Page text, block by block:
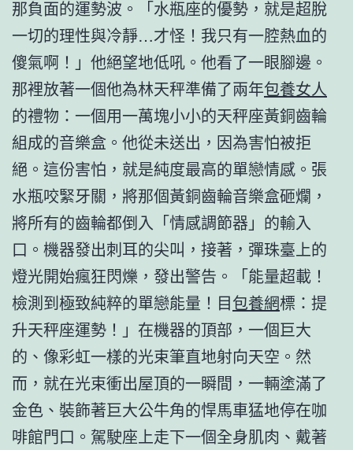
那負面的運勢波。「水瓶座的優勢，就是超脫
一切的理性與冷靜…才怪！我只有一腔熱血的
傻氣啊！」他絕望地低吼。他看了一眼腳邊。
那裡放著一個他為林天秤準備了兩年包養女人
的禮物：一個用一萬塊小小的天秤座黃銅齒輪
組成的音樂盒。他從未送出，因為害怕被拒
絕。這份害怕，就是純度最高的單戀情感。張
水瓶咬緊牙關，將那個黃銅齒輪音樂盒砸爛，
將所有的齒輪都倒入「情感調節器」的輸入
口。機器發出刺耳的尖叫，接著，彈珠臺上的
燈光開始瘋狂閃爍，發出警告。「能量超載！
檢測到極致純粹的單戀能量！目包養網標：提
升天秤座運勢！」在機器的頂部，一個巨大
的、像彩虹一樣的光束筆直地射向天空。然
而，就在光束衝出屋頂的一瞬間，一輛塗滿了
金色、裝飾著巨大公牛角的悍馬車猛地停在咖
啡館門口。駕駛座上走下一個全身肌肉、戴著